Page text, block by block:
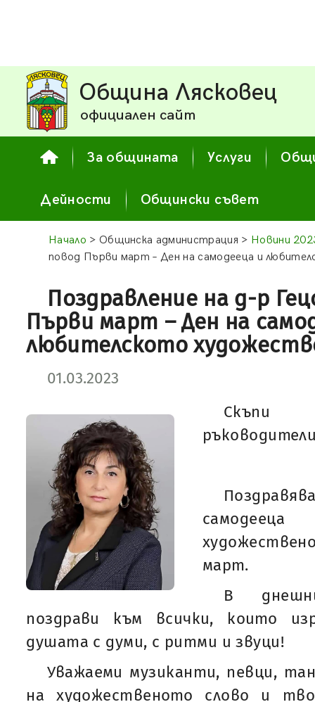
Община Лясковец
официален сайт
За общината Услуги
Дейности Общински съвет
Начало > Общинска администрация > Новини
повод Първи март – Ден на самодееца и
Поздравление на д-р
Първи март – Ден на
любителското
01.03.2023
Скъпи
март.
В
поздрави към всички, които
душата с думи, с ритми и звуци!
Уважаеми музиканти, певци,
на художественото слово и